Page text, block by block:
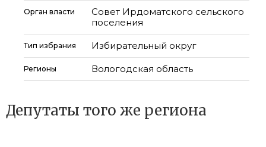
Орган власти
Совет Ирдоматского сельского
поселения
Тип избрания Избирательный округ
Регионы Вологодская область
Депутаты того же региона